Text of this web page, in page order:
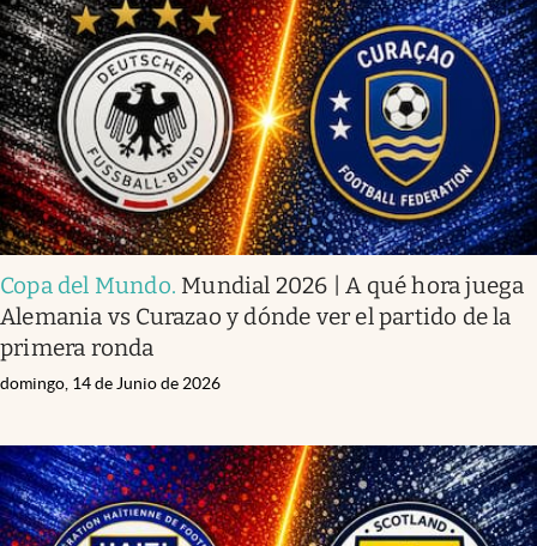
Copa del Mundo. Mundial 2026 | A qué hora juega
Alemania vs Curazao y dónde ver el partido de la
primera ronda
domingo, 14 de Junio de 2026